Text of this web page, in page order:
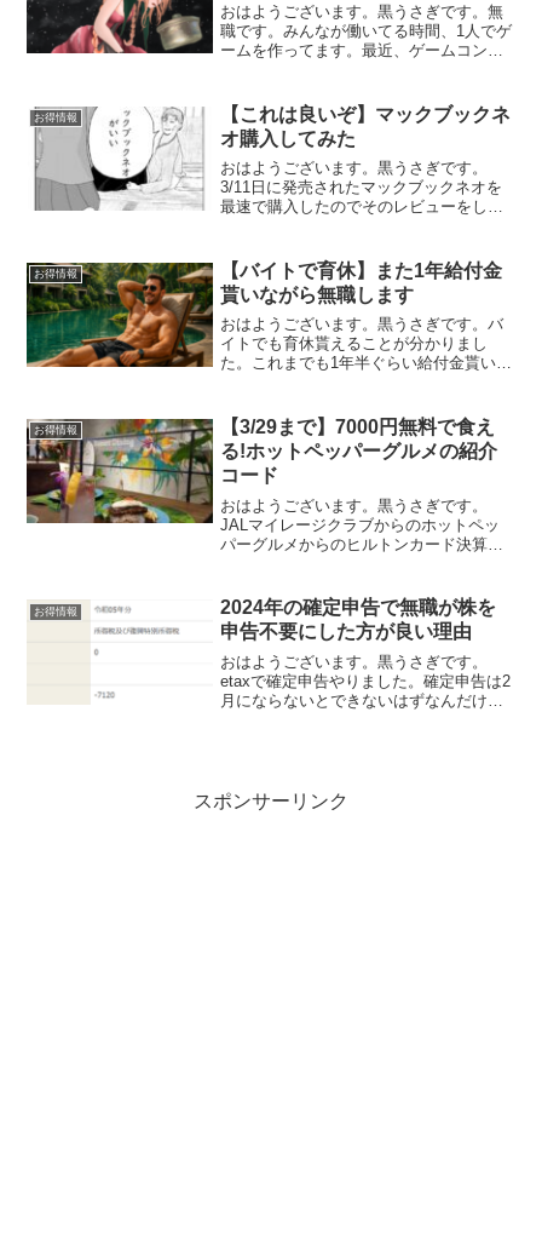
おはようございます。黒うさぎです。無
職です。みんなが働いてる時間、1人でゲ
ームを作ってます。最近、ゲームコンテ
ルゲームコンテストGAME BBQ 集英社
ゲームクリエイタ...
お得情報
【これは良いぞ】マックブックネ
オ購入してみた
おはようございます。黒うさぎです。
3/11日に発売されたマックブックネオを
最速で購入したのでそのレビューをして
PCを使っていました。私はPCで【ブロ
グを...
お得情報
【バイトで育休】また1年給付金
貰いながら無職します
おはようございます。黒うさぎです。バ
イトでも育休貰えることが分かりまし
た。これまでも1年半ぐらい給付金貰いな
うまい!✨️育休は会社によらない育休は国
の制度のため会社によ...
お得情報
【3/29まで】7000円無料で食え
る!ホットペッパーグルメの紹介
コード
おはようございます。黒うさぎです。
JALマイレージクラブからのホットペッ
パーグルメからのヒルトンカード決算で1
しています本日は、【ホットペッパーグ
ルメの友達紹介で7...
お得情報
2024年の確定申告で無職が株を
申告不要にした方が良い理由
おはようございます。黒うさぎです。
etaxで確定申告やりました。確定申告は2
月にならないとできないはずなんだけど
スポンサーリンク